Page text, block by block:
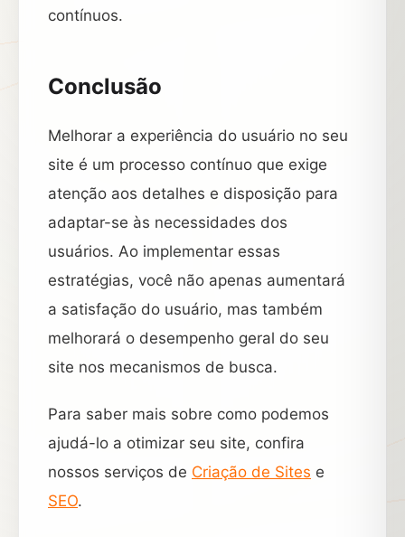
contínuos.
Conclusão
Melhorar a experiência do usuário no seu
site é um processo contínuo que exige
atenção aos detalhes e disposição para
adaptar-se às necessidades dos
usuários. Ao implementar essas
estratégias, você não apenas aumentará
a satisfação do usuário, mas também
melhorará o desempenho geral do seu
site nos mecanismos de busca.
Para saber mais sobre como podemos
ajudá-lo a otimizar seu site, confira
nossos serviços de Criação de Sites e
SEO.